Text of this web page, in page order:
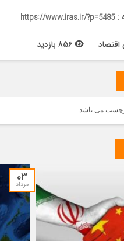
:
https://www.iras.ir/?p=5485
اقتصاد
می باشد.
۰۳
مرداد